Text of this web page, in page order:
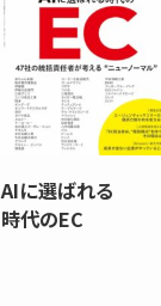
AIに選ばれる
時代のEC